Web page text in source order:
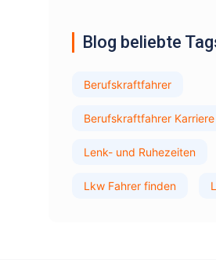
Blog beliebte
Berufskraftfahrer
Berufskraftfahrer Karriere
Lenk- und Ruhezeiten
Lkw Fahrer finden